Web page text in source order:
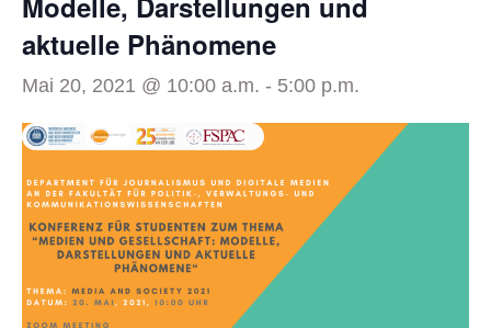
aktuelle Phänomene
Mai 20, 2021 @ 10:00 a.m. - 5:00 p.m.